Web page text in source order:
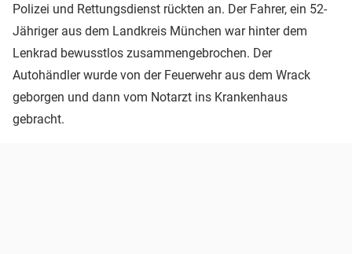
Polizei und Rettungsdienst rückten an. Der Fahrer, ein 52-
Jähriger aus dem Landkreis München war hinter dem
Lenkrad bewusstlos zusammengebrochen. Der
Autohändler wurde von der Feuerwehr aus dem Wrack
geborgen und dann vom Notarzt ins Krankenhaus
gebracht.